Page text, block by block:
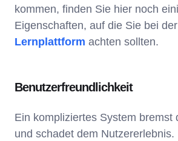
kommen, finden Sie hier noch
Eigenschaften, auf die Sie bei
Lernplattform achten sollten.
Benutzerfreundlichkeit
Ein kompliziertes System bremst
und schadet dem Nutzererlebnis.